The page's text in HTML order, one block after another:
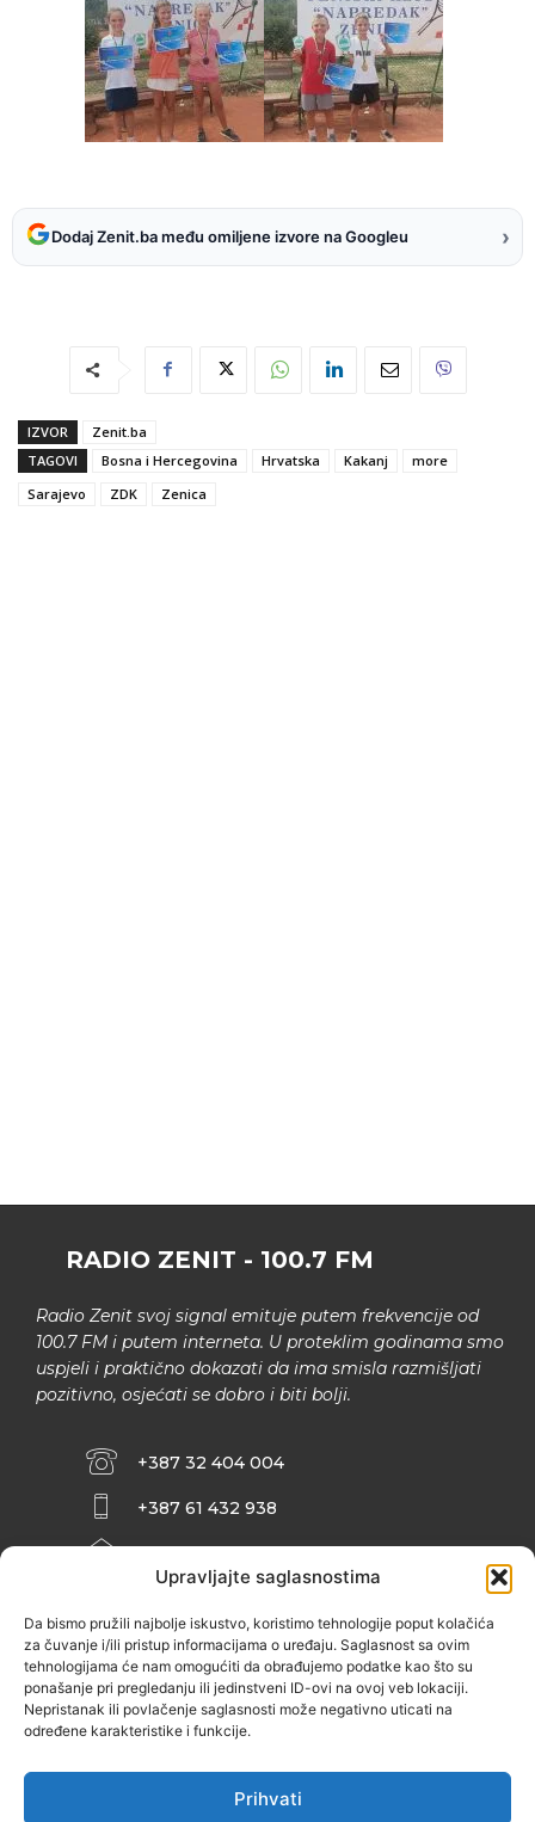
Upravljajte saglasnostima
Da bismo pružili najbolje iskustvo, koristimo tehnologije poput kolačića
za čuvanje i/ili pristup informacijama o uređaju. Saglasnost sa ovim
tehnologijama će nam omogućiti da obrađujemo podatke kao što su
ponašanje pri pregledanju ili jedinstveni ID-ovi na ovoj veb lokaciji.
Nepristanak ili povlačenje saglasnosti može negativno uticati na
određene karakteristike i funkcije.
Prihvati
Dodaj Zenit.ba među omiljene izvore na Googleu ›
IZVOR
Zenit.ba
TAGOVI
Bosna i Hercegovina Hrvatska Kakanj
more
Sarajevo
ZDK Zenica
RADIO ZENIT - 100.7 FM
Radio Zenit svoj signal emituje putem frekvencije od
100.7 FM i putem interneta. U proteklim godinama smo
uspjeli i praktično dokazati da ima smisla razmišljati
pozitivno, osjećati se dobro i biti bolji.
+387 32 404 004
+387 61 432 938
INFO@ZENIT.BA
ZENIČANKA, 3. SPRAT), 72000 ZENICA